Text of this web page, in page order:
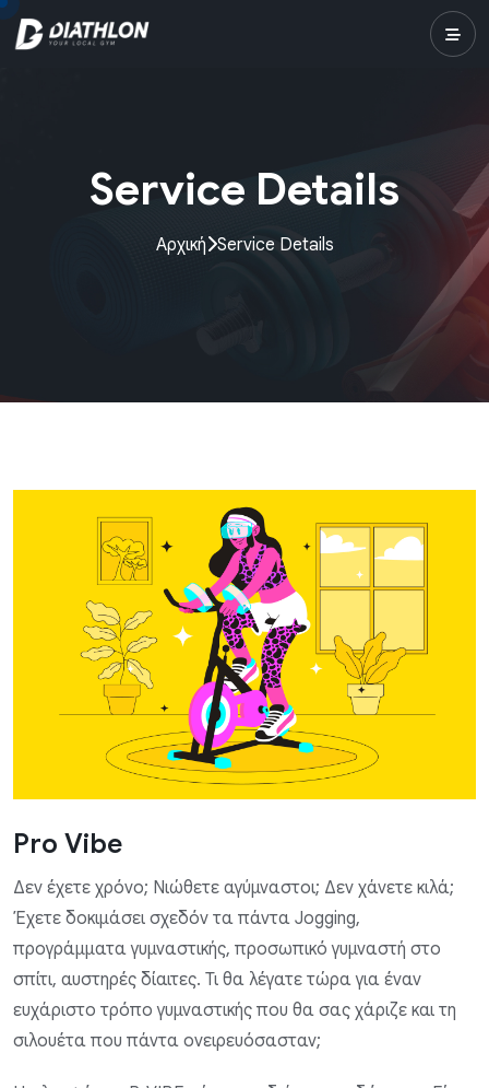
Service Details
Αρχική Service Details
Pro Vibe
Δεν έχετε χρόνο; Νιώθετε αγύμναστοι; Δεν χάνετε κιλά;
Έχετε δοκιμάσει σχεδόν τα πάντα Jogging,
προγράμματα γυμναστικής, προσωπικό γυμναστή στο
σπίτι, αυστηρές δίαιτες. Τι θα λέγατε τώρα για έναν
ευχάριστο τρόπο γυμναστικής που θα σας χάριζε και τη
σιλουέτα που πάντα ονειρευόσασταν;